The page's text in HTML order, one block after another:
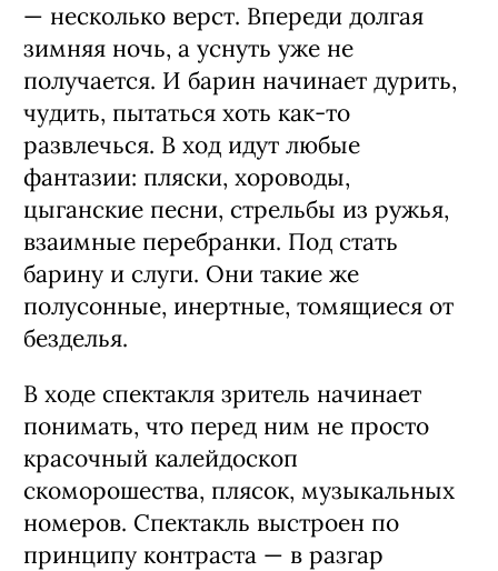
— несколько верст. Впереди долгая
зимняя ночь, а уснуть уже не
получается. И барин начинает дурить,
чудить, пытаться хоть как-то
развлечься. В ход идут любые
фантазии: пляски, хороводы,
цыганские песни, стрельбы из ружья,
взаимные перебранки. Под стать
барину и слуги. Они такие же
полусонные, инертные, томящиеся от
безделья.
В ходе спектакля зритель начинает
понимать, что перед ним не просто
красочный калейдоскоп
скоморошества, плясок, музыкальных
номеров. Спектакль выстроен по
принципу контраста — в разгар